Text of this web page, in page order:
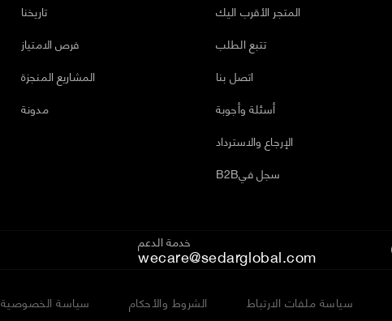
تاريخنا
فرص الامتياز
المشاريع المنجزة
مدونة
المتجر الأقرب اليك
تتبع الطلب
اتصل بنا
أسئلة وأجوبة
الإرجاع والاسترداد
B2Bسجل في
خدمة الدعم
wecare@sedarglobal.com
سياسة الخصوصية الشروط والأحكام سياسة ملفات الارتباط